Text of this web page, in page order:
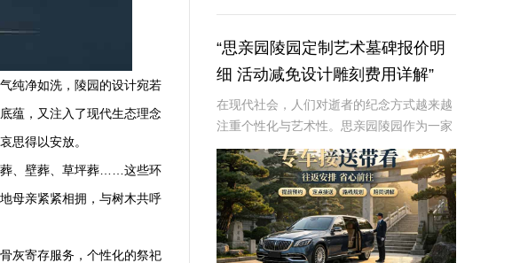
纯净如洗，陵园的设计宛若
蕴，又注入了现代生态理念
思得以安放。
葬、壁葬、草坪葬……这些环
母亲紧紧相拥，与树木共呼
灰寄存服务，个性化的祭祀
“思亲园陵园定制艺术墓碑报价明
细 活动减免设计雕刻费用详解”
在现代社会，人们对逝者的纪念方式越来越
注重个性化与艺术性。思亲园陵园作为一家
专业的陵园服务提供商，推出了定制艺术墓
碑服务，以满足客户对逝者的特殊纪念需
求。本文将详细介绍思亲园陵园定制艺术墓
碑的报价明细